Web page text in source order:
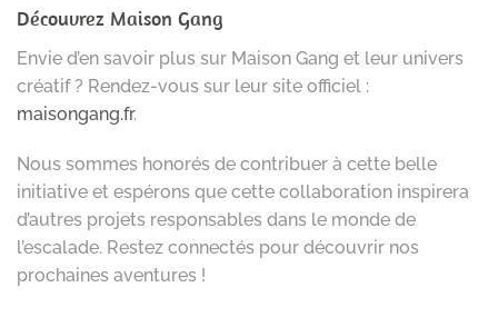
Découvrez Maison Gang
Envie d’en savoir plus sur Maison Gang et leur univers
créatif ? Rendez-vous sur leur site officiel :
maisongang.fr.
Nous sommes honorés de contribuer à cette belle
initiative et espérons que cette collaboration inspirera
d’autres projets responsables dans le monde de
l’escalade. Restez connectés pour découvrir nos
prochaines aventures !